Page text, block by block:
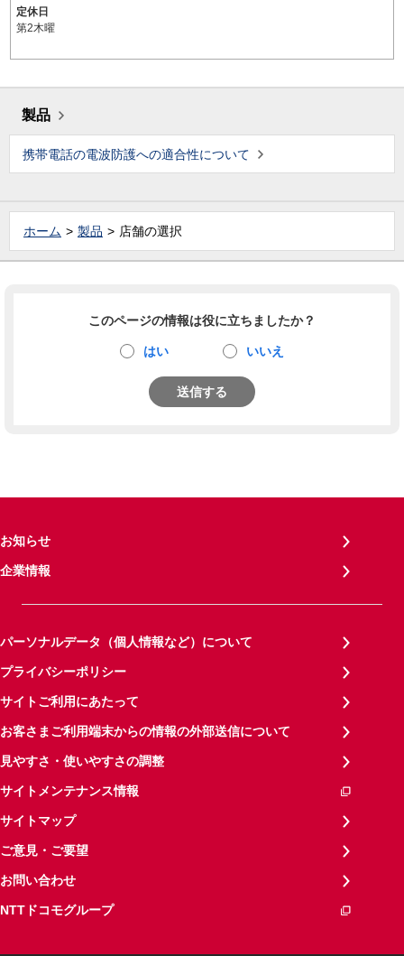
定休日
第2木曜
製品
携帯電話の電波防護への適合性について
ホーム 製品 店舗の選択
このページの情報は役に立ちましたか？
はい いいえ
送信する
お知らせ
企業情報
パーソナルデータ（個人情報など）について
プライバシーポリシー
サイトご利用にあたって
お客さまご利用端末からの情報の外部送信について
見やすさ・使いやすさの調整
サイトメンテナンス情報
サイトマップ
ご意見・ご要望
お問い合わせ
NTTドコモグループ